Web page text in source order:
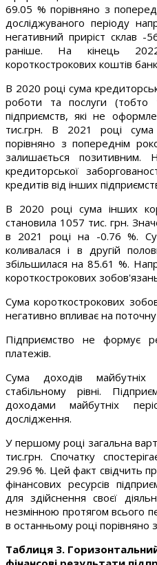
69.05 % порівняно з
досліджуваного періоду
негативний приріст склав -
раніше. На кінець
короткострокових коштів
В 2020 році сума
роботи та послуги (тобто
підприємств, які не
тис.грн. В 2021 році
порівняно з попереднім
залишається позитивним.
кредиторської
кредитів від інших
В 2020 році сума інших
становила 1057 тис. грн.
в 2021 році на -0.76 %.
коливалася і в другій
збільшилася на 85.61 %.
короткострокових
Сума короткострокових
негативно впливає на поточну
Підприємство не формує
платежів.
Сума доходів майбутніх
стабільному рівні.
доходами майбутніх
дослідження.
У першому році загальна
тис.грн. Спочатку
29.96 %. Цей факт свідчить
фінансових ресурсів
для здійснення своєї
незмінною протягом всього
в останньому році порівняно
Таблиця 3.